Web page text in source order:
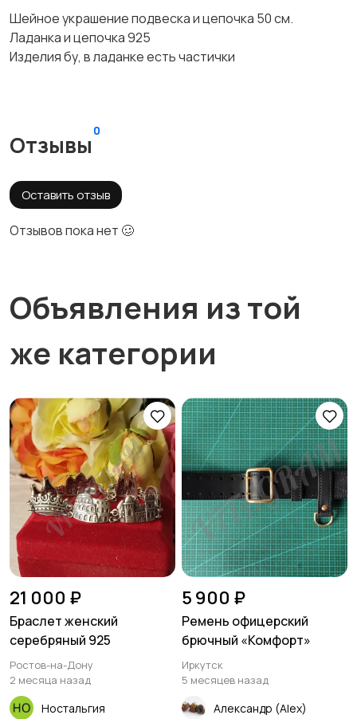
Шейное украшение подвеска и цепочка 50 см.
Ладанка и цепочка 925
Изделия бу, в ладанке есть частички
Отзывы
0
Оставить отзыв
Отзывов пока нет 🥴
Объявления из той
же категории
21 000 ₽
Браслет женский
серебряный 925
Ростов-на-Дону
2 месяца назад
Ностальгия
5 900 ₽
Ремень офицерский
брючный «Комфорт»
Иркутск
5 месяцев назад
Александр (Alex)